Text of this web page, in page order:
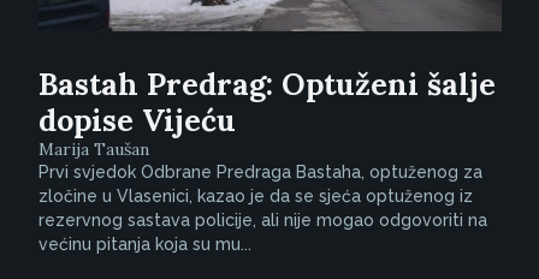
Bastah Predrag: Optuženi šalje
dopise Vijeću
Marija Taušan
Prvi svjedok Odbrane Predraga Bastaha, optuženog za
zločine u Vlasenici, kazao je da se sjeća optuženog iz
rezervnog sastava policije, ali nije mogao odgovoriti na
većinu pitanja koja su mu...